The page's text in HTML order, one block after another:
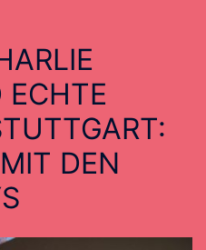
DEN